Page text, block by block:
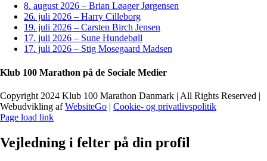
8. august 2026 – Brian Løager Jørgensen
26. juli 2026 – Harry Cilleborg
19. juli 2026 – Carsten Birch Jensen
17. juli 2026 – Sune Hundebøll
17. juli 2026 – Stig Mosegaard Madsen
Klub 100 Marathon på de Sociale Medier
Copyright 2024 Klub 100 Marathon Danmark | All Rights Reserved |
Webudvikling afWebsiteGo | Cookie- og privatlivspolitik
Page load link
Vejledning i felter på din profil